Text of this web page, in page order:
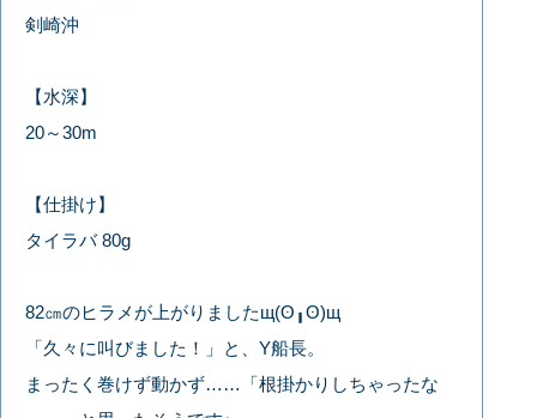
剣崎沖
【水深】
20～30m
【仕掛け】
タイラバ 80g
82㎝のヒラメが上がりましたщ(ʘ╻ʘ)щ
「久々に叫びました！」と、Y船長。
まったく巻けず動かず……「根掛かりしちゃったな